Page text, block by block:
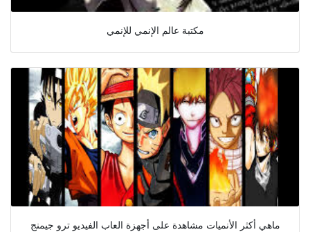
مكتبة عالم الإنمي للإنمي
ماهي أكثر الأنميات مشاهدة على أجهزة العاب الفيديو ترو جيمنج